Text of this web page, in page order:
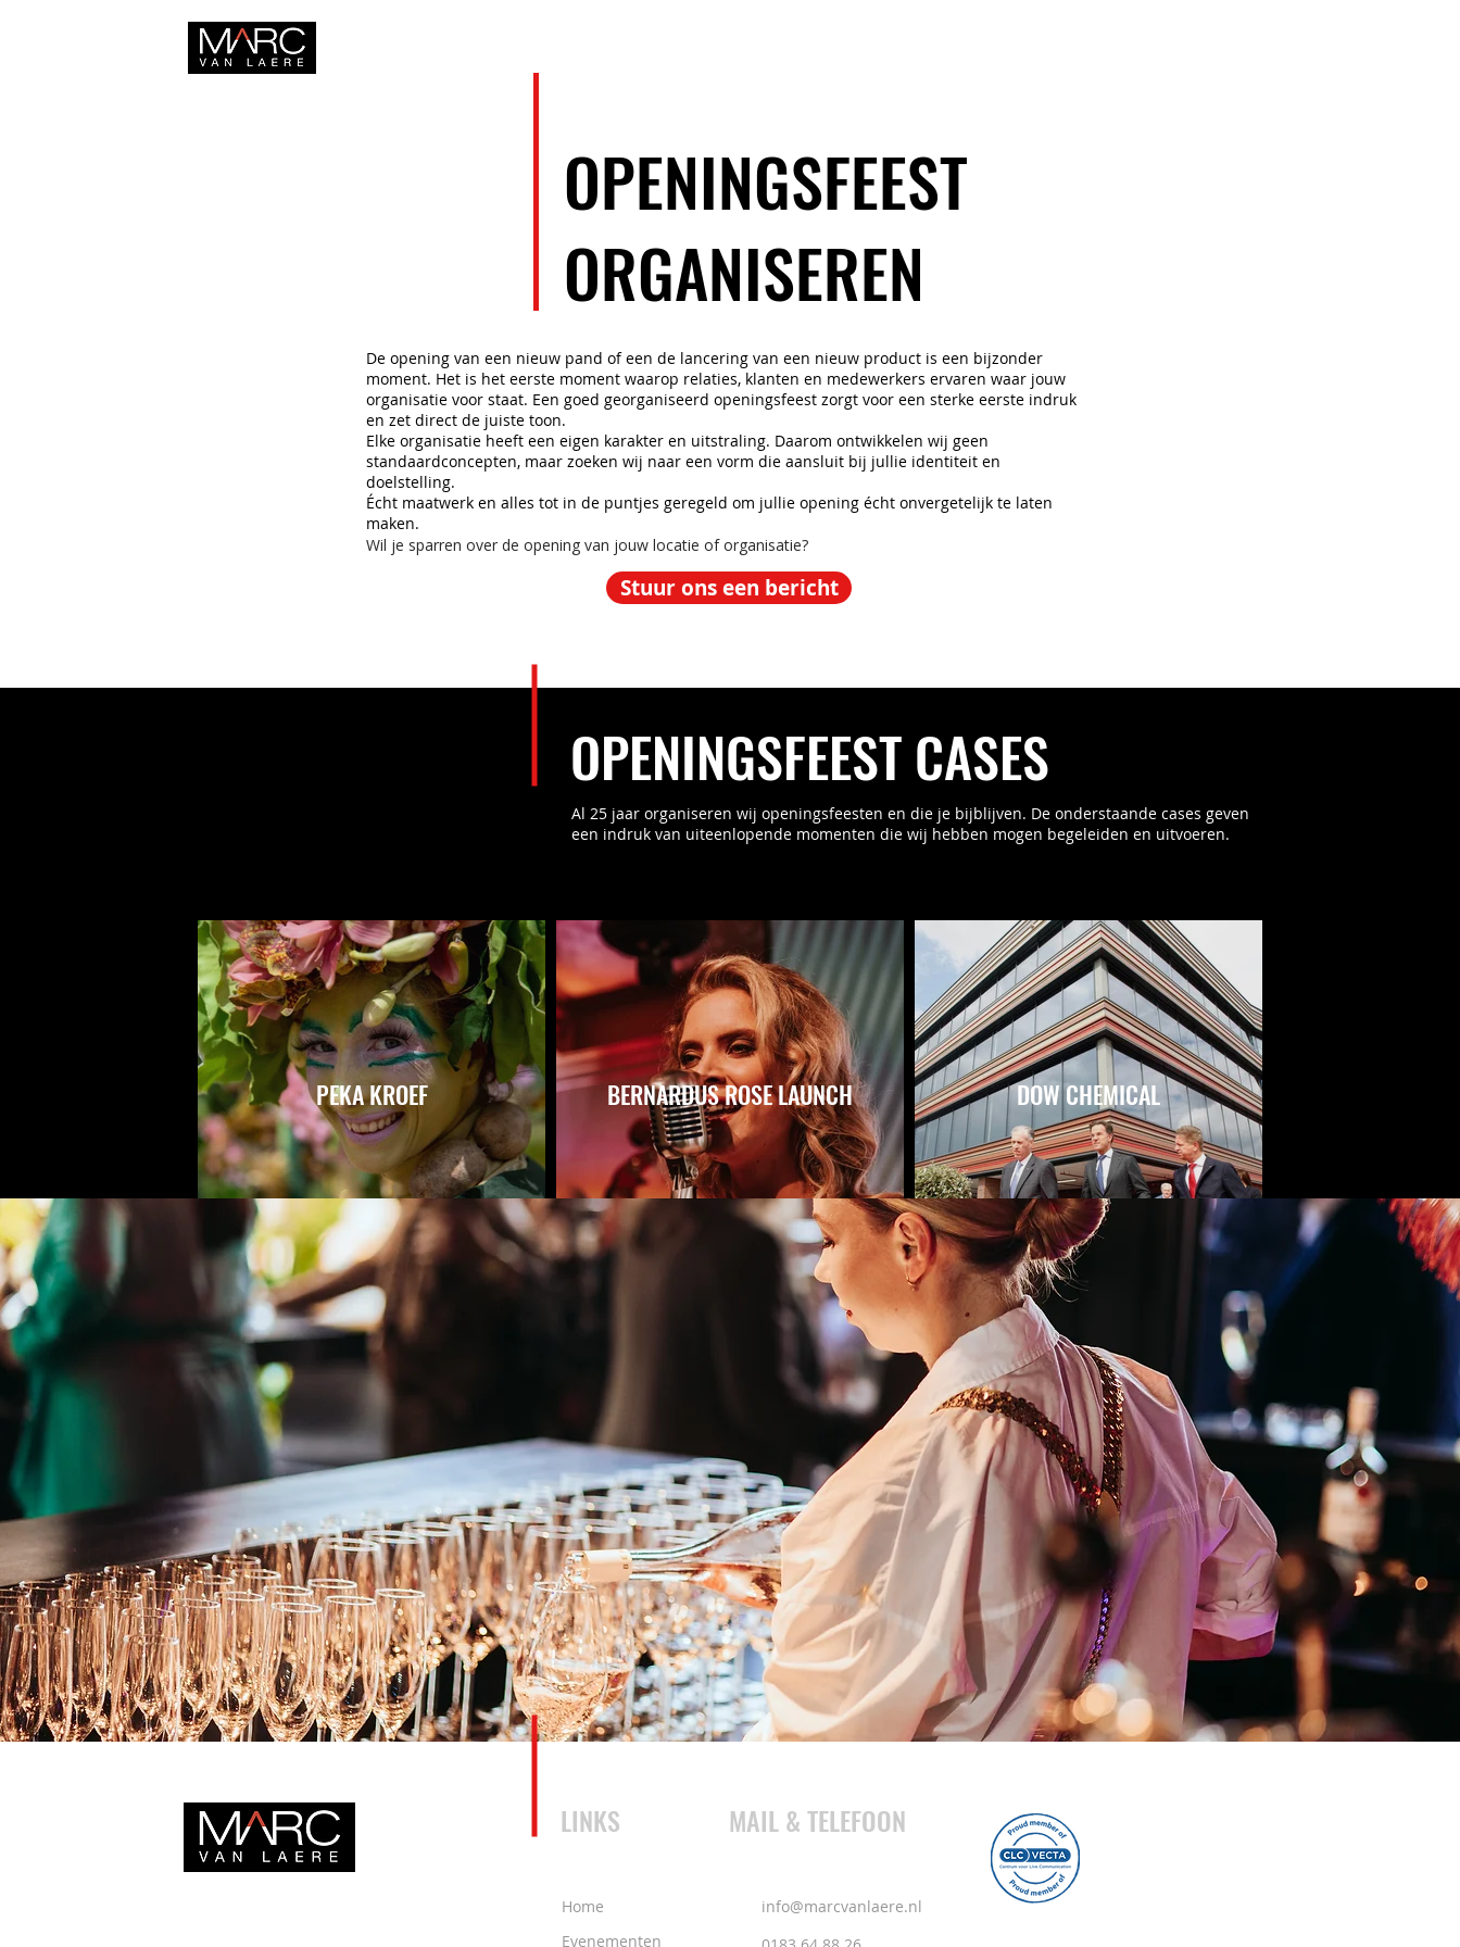
OPENINGSFEEST
ORGANISEREN
De opening van een nieuw pand of een de lancering van een nieuw product is een bijzonder
moment. Het is het eerste moment waarop relaties, klanten en medewerkers ervaren waar jouw
organisatie voor staat. Een goed georganiseerd openingsfeest zorgt voor een sterke eerste indruk
en zet direct de juiste toon.
Elke organisatie heeft een eigen karakter en uitstraling. Daarom ontwikkelen wij geen
standaardconcepten, maar zoeken wij naar een vorm die aansluit bij jullie identiteit en
doelstelling.
Écht maatwerk en alles tot in de puntjes geregeld om jullie opening écht onvergetelijk te laten
maken.
Wil je sparren over de opening van jouw locatie of organisatie?
Stuur ons een bericht
OPENINGSFEEST CASES
Al 25 jaar organiseren wij openingsfeesten en die je bijblijven. De onderstaande cases geven
een indruk van uiteenlopende momenten die wij hebben mogen begeleiden en uitvoeren.
PEKA KROEF BERNARDUS ROSE LAUNCH DOW CHEMICAL
LINKS MAIL & TELEFOON
Home
Evenementen
info@marcvanlaere.nl